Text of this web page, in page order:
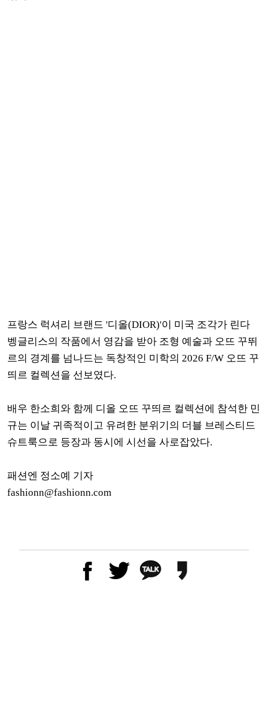
프랑스 럭셔리 브랜드 '디올(DIOR)'이 미국 조각가 린다
벵글리스의 작품에서 영감을 받아 조형 예술과 오뜨 꾸뛰
르의 경계를 넘나드는 독창적인 미학의 2026 F/W 오뜨 꾸
띄르 컬렉션을 선보였다.
배우 한소희와 함께 디올 오뜨 꾸띄르 컬렉션에 참석한 민
규는 이날 귀족적이고 유려한 분위기의 더블 브레스티드
슈트룩으로 등장과 동시에 시선을 사로잡았다.
패션엔 정소예 기자
fashionn@fashionn.com